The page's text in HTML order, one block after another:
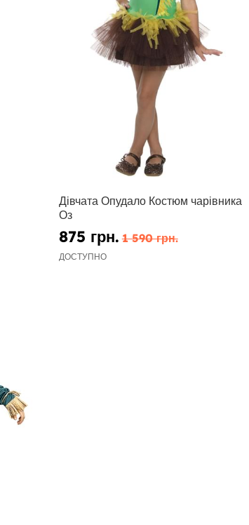
Дівчата Опудало Костюм чарівника
Оз
875 грн. 1 590 грн.
ДОСТУПНО